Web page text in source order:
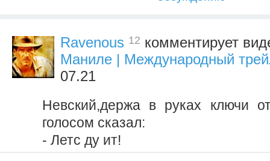
Ravenous 12 комментирует
Маниле | Международный
07.21
Невский,держа в руках ключи
голосом сказал:
- Летс ду ит!